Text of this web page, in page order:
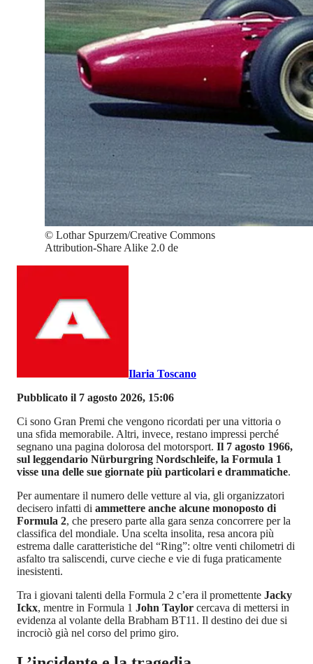
© Lothar Spurzem/Creative Commons
Attribution-Share Alike 2.0 de
Ilaria Toscano
Pubblicato il 7 agosto 2026, 15:06
Ci sono Gran Premi che vengono ricordati per una vittoria o
una sfida memorabile. Altri, invece, restano impressi perché
segnano una pagina dolorosa del motorsport. Il 7 agosto 1966,
sul leggendario Nürburgring Nordschleife, la Formula 1
visse una delle sue giornate più particolari e drammatiche.
Per aumentare il numero delle vetture al via, gli organizzatori
decisero infatti di ammettere anche alcune monoposto di
Formula 2, che presero parte alla gara senza concorrere per la
classifica del mondiale. Una scelta insolita, resa ancora più
estrema dalle caratteristiche del “Ring”: oltre venti chilometri di
asfalto tra saliscendi, curve cieche e vie di fuga praticamente
inesistenti.
Tra i giovani talenti della Formula 2 c’era il promettente Jacky
Ickx, mentre in Formula 1 John Taylor cercava di mettersi in
evidenza al volante della Brabham BT11. Il destino dei due si
incrociò già nel corso del primo giro.